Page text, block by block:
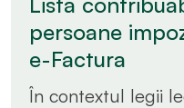
persoane
e-Factura
În contextul legii